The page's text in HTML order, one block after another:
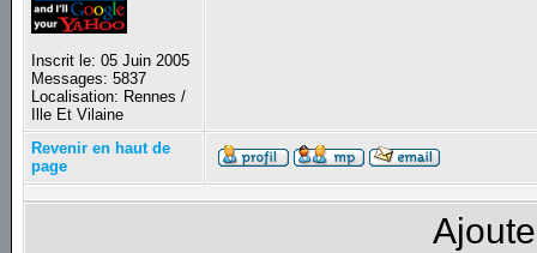
Inscrit le: 05 Juin 2005
Messages: 5837
Localisation: Rennes /
Ille Et Vilaine
Revenir en haut de
page